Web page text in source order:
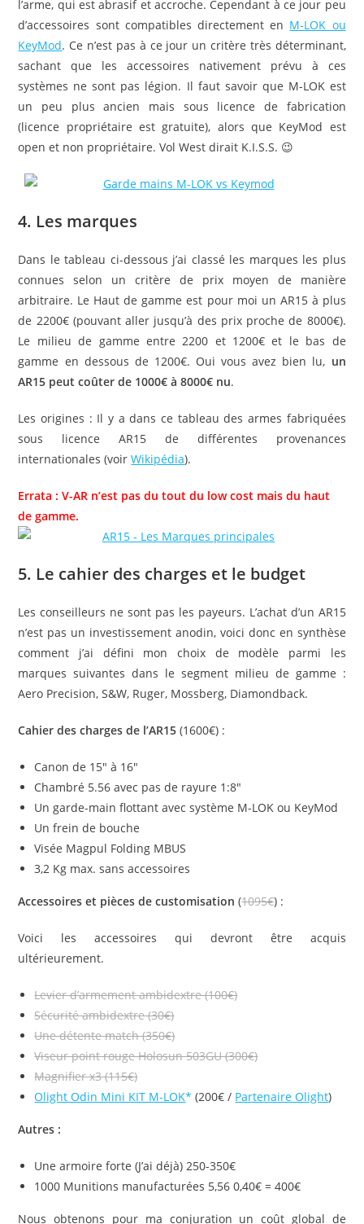
l’arme, qui est abrasif et accroche. Cependant à ce jour peu
d’accessoires sont compatibles directement en M-LOK ou
KeyMod. Ce n’est pas à ce jour un critère très déterminant,
sachant que les accessoires nativement prévu à ces
systèmes ne sont pas légion. Il faut savoir que M-LOK est
un peu plus ancien mais sous licence de fabrication
(licence propriétaire est gratuite), alors que KeyMod est
open et non propriétaire. Vol West dirait K.I.S.S. 😉
4. Les marques
Dans le tableau ci-dessous j’ai classé les marques les plus
connues selon un critère de prix moyen de manière
arbitraire. Le Haut de gamme est pour moi un AR15 à plus
de 2200€ (pouvant aller jusqu’à des prix proche de 8000€).
Le milieu de gamme entre 2200 et 1200€ et le bas de
gamme en dessous de 1200€. Oui vous avez bien lu, un
AR15 peut coûter de 1000€ à 8000€ nu.
Les origines : Il y a dans ce tableau des armes fabriquées
sous licence AR15 de différentes provenances
internationales (voirWikipédia).
Errata : V-AR n’est pas du tout du low cost mais du haut
de gamme.
5. Le cahier des charges et le budget
Les conseilleurs ne sont pas les payeurs. L’achat d’un AR15
n’est pas un investissement anodin, voici donc en synthèse
comment j’ai défini mon choix de modèle parmi les
marques suivantes dans le segment milieu de gamme :
Aero Precision, S&W, Ruger, Mossberg, Diamondback.
Cahier des charges de l’AR15(1600€) :
Canon de 15″ à 16″
Chambré 5.56 avec pas de rayure 1:8″
Un garde-main flottant avec système M-LOK ou KeyMod
Un frein de bouche
Visée Magpul Folding MBUS
3,2 Kg max. sans accessoires
Accessoires et pièces de customisation (1095€) :
Voici les accessoires qui devront être acquis
ultérieurement.
Levier d’armement ambidextre (100€)
Sécurité ambidextre (30€)
Une détente match (350€)
Viseur point rouge Holosun 503GU (300€)
Magnifier x3 (115€)
Olight Odin Mini KIT M-LOK
(200€ / Partenaire Olight)
Autres :
Une armoire forte (J’ai déjà) 250-350€
1000 Munitions manufacturées 5,56 0,40€ = 400€
Nous obtenons pour ma conjuration un coût global de